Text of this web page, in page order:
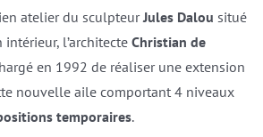
atelier du sculpteurJules Dalou situé
intérieur, l’architecte Christian de
en 1992 de réaliser une extension
nouvelle aile comportant 4 niveaux
temporaires.